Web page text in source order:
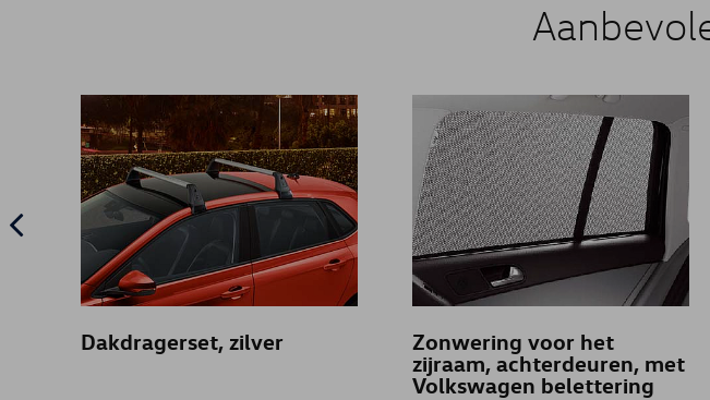
Dakdragerset, zilver
Zonwering voor het
zijraam, achterdeuren, met
Volkswagen belettering